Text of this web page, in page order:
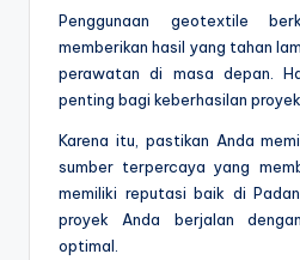
Penggunaan geotextile
memberikan hasil yang tahan
perawatan di masa depan.
penting bagi keberhasilan
Karena itu, pastikan Anda
sumber terpercaya yang
memiliki reputasi baik di
proyek Anda berjalan
optimal.